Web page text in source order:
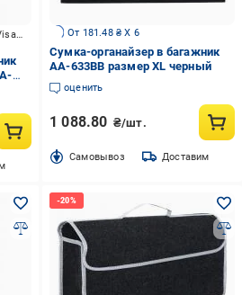
До -10% з суперкредиткою Visa Вигода От 181.48 ₴ X 6
Сумка-органайзер в багажник
AA-633BB размер XL черный
оценить
1 088.80 ₴/шт.
Cамовывоз Доставим